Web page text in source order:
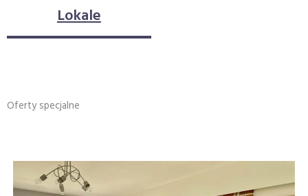
Sprzedaż
Lokale
Oferty specjalne